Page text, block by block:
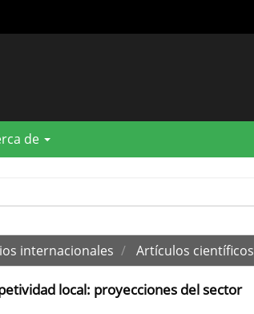
de
internacionales Artículos científicos
local: proyecciones del sector